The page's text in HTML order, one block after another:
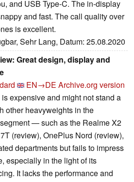
and USB Type-C. The in-display
and fast. The call quality over
is excellent.
Sehr Lang, Datum: 25.08.2020
Great design, display and
EN→DE Archive.org version
expensive and might not stand a
other heavyweights in the
— such as the Realme X2
(review), OnePlus Nord (review),
departments but fails to impress
especially in the light of its
It lacks the performance and